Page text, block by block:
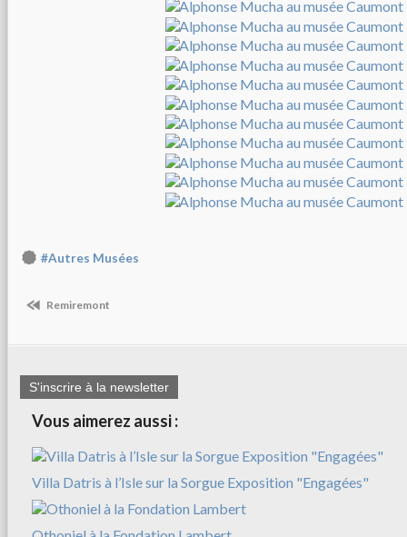
#Autres Musées
Remiremont
S'inscrire à la newsletter
Vous aimerez aussi :
Villa Datris à l’Isle sur la Sorgue Exposition "Engagées"